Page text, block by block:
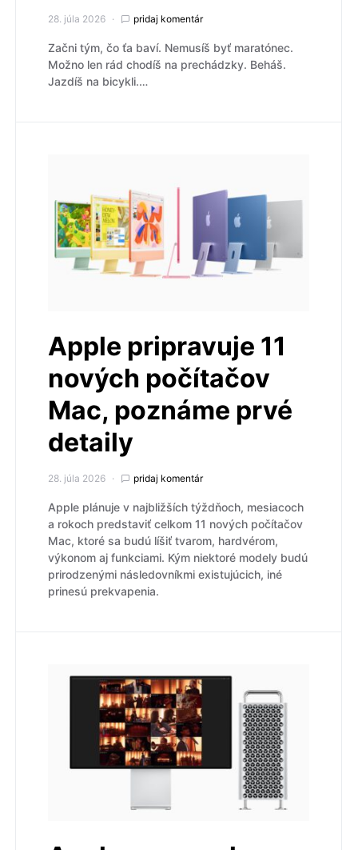
28. júla 2026 pridaj komentár
Začni tým, čo ťa baví. Nemusíš byť maratónec.
Možno len rád chodíš na prechádzky. Beháš.
Jazdíš na bicykli.…
Apple pripravuje 11
nových počítačov
Mac, poznáme prvé
detaily
28. júla 2026 pridaj komentár
Apple plánuje v najbližších týždňoch, mesiacoch
a rokoch predstaviť celkom 11 nových počítačov
Mac, ktoré sa budú líšiť tvarom, hardvérom,
výkonom aj funkciami. Kým niektoré modely budú
prirodzenými následovníkmi existujúcich, iné
prinesú prekvapenia.